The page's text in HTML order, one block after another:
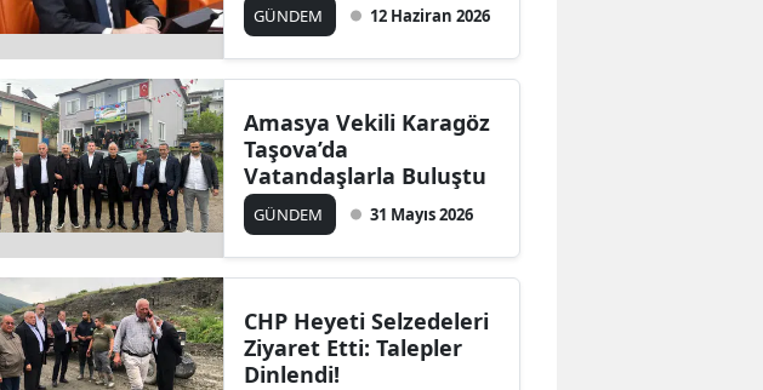
Erzurum
GÜNDEM 12 Haziran 2026
Amasya Vekili Karagöz
Taşova’da
Vatandaşlarla Buluştu
GÜNDEM 31 Mayıs 2026
CHP Heyeti Selzedeleri
Ziyaret Etti: Talepler
Dinlendi!